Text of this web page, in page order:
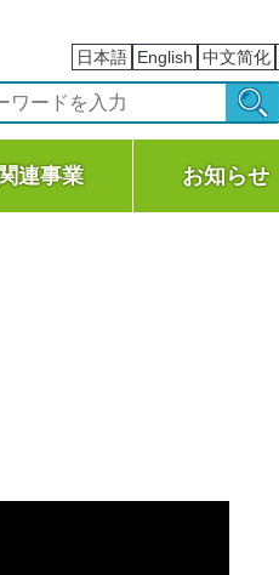
日本語 English 中文简化
関連事業 お知らせ